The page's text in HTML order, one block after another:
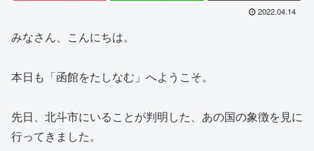
2022.04.14
みなさん、こんにちは。
本日も「函館をたしなむ」へようこそ。
先日、北斗市にいることが判明した、あの国の象徴を見に
行ってきました。